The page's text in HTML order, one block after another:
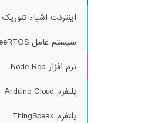
اینترنت اشیاء تئوریک
سیستم عامل FreeRTOS
نرم افزار Node Red
پلتفرم Arduino Cloud
پلتفرم ThingSpeak